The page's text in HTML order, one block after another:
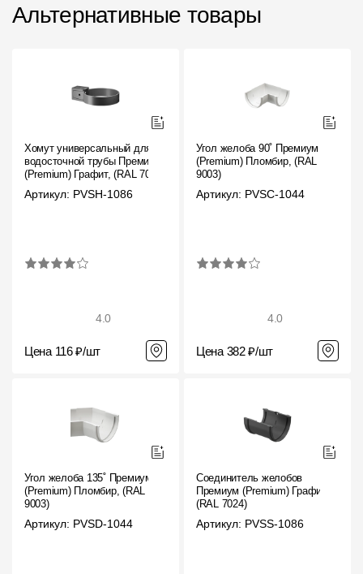
Альтернативные товары
Хомут универсальный для
водосточной трубы Премиум
(Premium) Графит, (RAL 7024)
Артикул: PVSH-1086
4.0
Цена 116 ₽/шт
Угол желоба 90˚ Премиум
(Premium) Пломбир, (RAL
9003)
Артикул: PVSC-1044
4.0
Цена 382 ₽/шт
Угол желоба 135˚ Премиум
(Premium) Пломбир, (RAL
9003)
Артикул: PVSD-1044
Соединитель желобов
Премиум (Premium) Графит,
(RAL 7024)
Артикул: PVSS-1086